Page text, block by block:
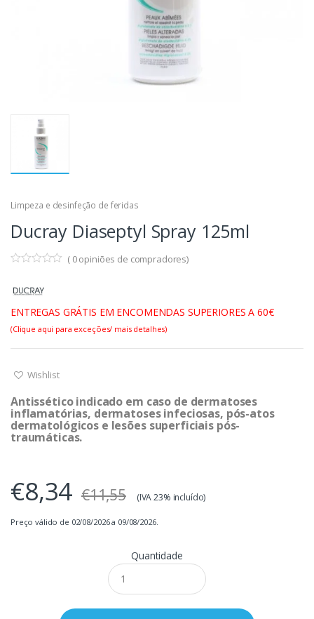
Limpeza e desinfeção de feridas
Ducray Diaseptyl Spray 125ml
( 0opiniões de compradores)
ENTREGAS GRÁTIS EM ENCOMENDAS SUPERIORES A 60€
(Clique aqui para exceções/ mais detalhes)
Wishlist
Antissético indicado em caso de dermatoses
inflamatórias, dermatoses infeciosas, pós-atos
dermatológicos e lesões superficiais pós-
traumáticas.
€8,34 €11,55 (IVA 23% incluído)
Preço válido de 02/08/2026 a 09/08/2026.
Quantidade